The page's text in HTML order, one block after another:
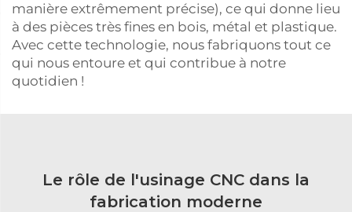
manière extrêmement précise), ce qui donne lieu
à des pièces très fines en bois, métal et plastique.
Avec cette technologie, nous fabriquons tout ce
qui nous entoure et qui contribue à notre
quotidien !
Le rôle de l'usinage CNC dans la
fabrication moderne